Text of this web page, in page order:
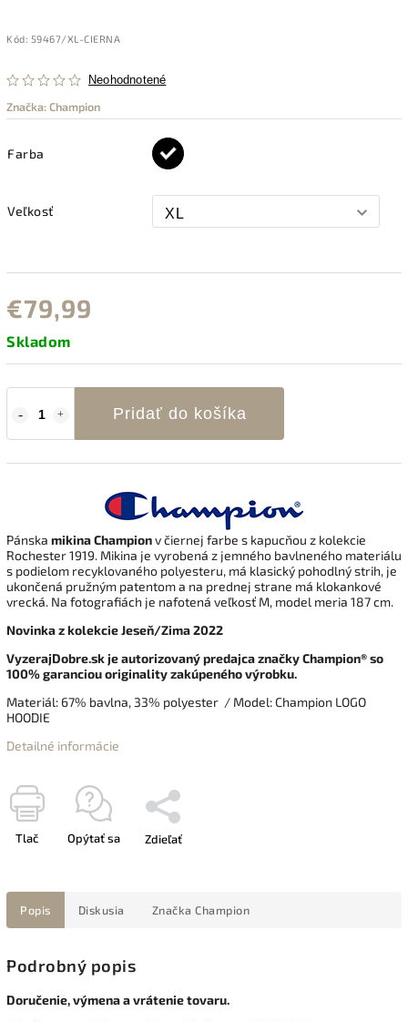
Kód: 59467/XL-CIERNA
Neohodnotené
Značka:Champion
Farba
Veľkosť
€79,99
Skladom
Pridať do košíka
Pánska mikinaChampionv čiernej farbe s kapucňou z kolekcie
Rochester 1919. Mikina je vyrobená z jemného bavlneného materiálu
s podielom recyklovaného polyesteru, má klasický pohodlný strih, je
ukončená pružným patentoma na prednej strane má klokankové
vrecká. Na fotografiách je nafotená veľkosť M, model meria 187 cm.
Novinka z kolekcie Jeseň/Zima 2022
VyzerajDobre.sk je autorizovaný predajca značkyChampion® so
100% garanciou originality zakúpeného výrobku.
Materiál: 67% bavlna, 33% polyester / Model: Champion LOGO
HOODIE
Detailné informácie
Tlač Opýtať sa Zdieľať
Popis Diskusia Značka Champion
Podrobný popis
Doručenie, výmena a vrátenie tovaru.